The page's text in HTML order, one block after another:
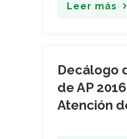
Leer más
Decálogo
de AP
Atención